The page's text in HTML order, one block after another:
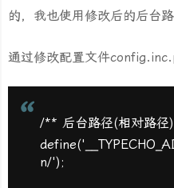
的，我也使用修改后的后台路
通过修改配置文件
/** 后台路径(相对路
n/');